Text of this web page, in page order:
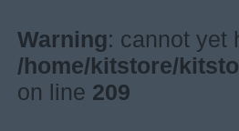
Warning: cannot yet
/home/kitstore/
on line 209